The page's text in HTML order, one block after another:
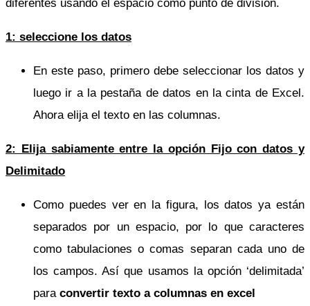
diferentes usando el espacio como punto de división.
1: seleccione los datos
En este paso, primero debe seleccionar los datos y
luego ir a la pestaña de datos en la cinta de Excel.
Ahora elija el texto en las columnas.
2: Elija sabiamente entre la opción Fijo con datos y
Delimitado
Como puedes ver en la figura, los datos ya están
separados por un espacio, por lo que caracteres
como tabulaciones o comas separan cada uno de
los campos. Así que usamos la opción ‘delimitada’
para convertir texto a columnas en excel